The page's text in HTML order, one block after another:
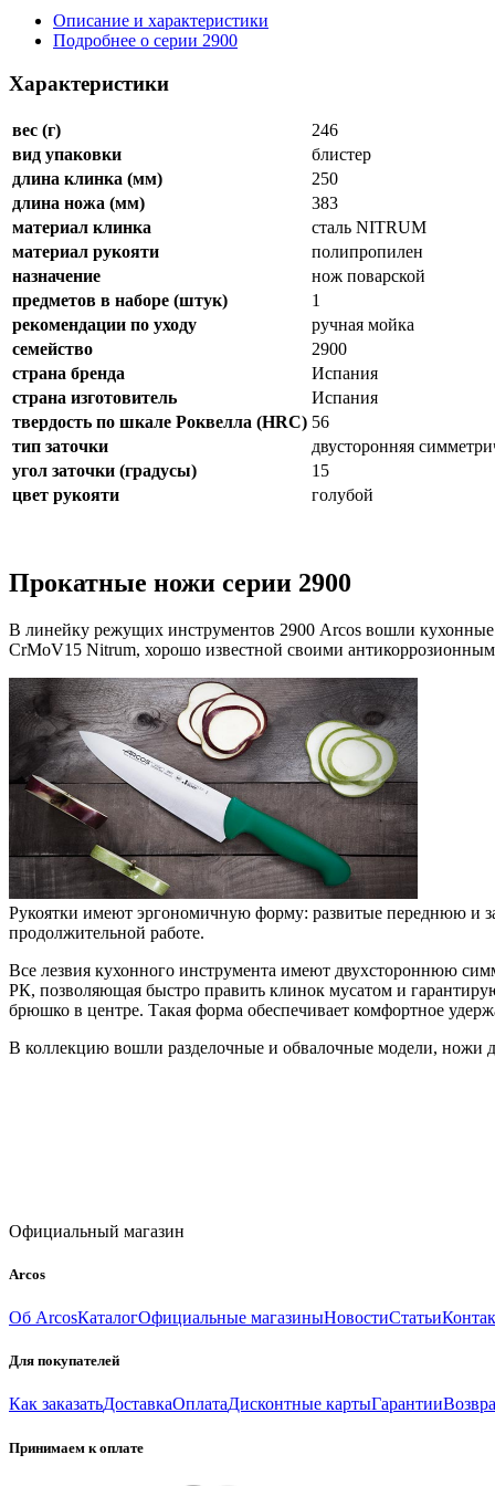
Описание и характеристики
Подробнее о серии 2900
Характеристики
вес (г)
246
вид упаковки
блистер
длина клинка (мм)
250
длина ножа (мм)
383
материал клинка
сталь NITRUM
материал рукояти
полипропилен
назначение
нож поварской
предметов в наборе (штук)
1
рекомендации по уходу
ручная мойка
семейство
2900
страна бренда
Испания
страна изготовитель
Испания
твердость по шкале Роквелла (HRC) 56
тип заточки
двусторонняя
угол заточки (градусы)
15
цвет рукояти
голубой
Прокатные ножи серии 2900
В линейку режущих инструментов 2900 Arcos вошли
CrMoV15 Nitrum, хорошо известной своими
Рукоятки имеют эргономичную форму: развитые переднюю и
продолжительной работе.
Все лезвия кухонного инструмента имеют двухстороннюю
РК, позволяющая быстро править клинок мусатом и
брюшко в центре. Такая форма обеспечивает комфортное
В коллекцию вошли разделочные и обвалочные модели, ножи
Официальный магазин
Arcos
Об ArcosКаталогОфициальные магазиныНовостиСтатьи
Для покупателей
Как заказатьДоставкаОплатаДисконтные картыГарантии
Принимаем к оплате